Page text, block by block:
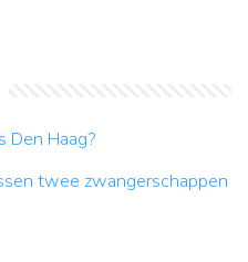
Den Haag?
twee zwangerschappen